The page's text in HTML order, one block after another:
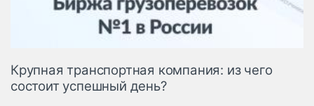
Крупная транспортная компания: из чего
состоит успешный день?